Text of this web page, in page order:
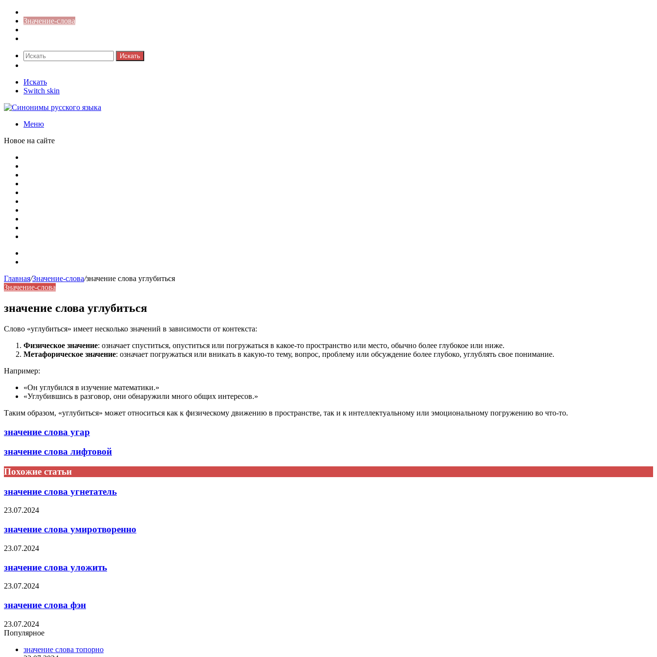
Значение-слова
Искать
Искать
Switch skin
Меню
Новое на сайте
Главная/Значение-слова/значение слова углубиться
Значение-слова
значение слова углубиться
Слово «углубиться» имеет несколько значений в зависимости от контекста:
Физическое значение: означает спуститься, опуститься или погружаться в какое-то пространство или место, обычно более глубокое или ниже.
Метафорическое значение: означает погружаться или вникать в какую-то тему, вопрос, проблему или обсуждение более глубоко, углублять свое понимание.
Например:
«Он углубился в изучение математики.»
«Углубившись в разговор, они обнаружили много общих интересов.»
Таким образом, «углубиться» может относиться как к физическому движению в пространстве, так и к интеллектуальному или эмоциональному погружению во что-то.
значение слова угар
значение слова лифтовой
Похожие статьи
значение слова угнетатель
23.07.2024
значение слова умиротворенно
23.07.2024
значение слова уложить
23.07.2024
значение слова фэн
23.07.2024
Популярное
значение слова топорно